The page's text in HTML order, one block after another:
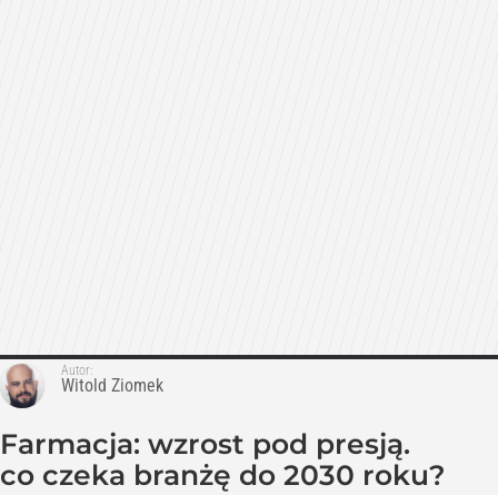
Autor:
Witold Ziomek
Farmacja: wzrost pod presją.
co czeka branżę do 2030 roku?